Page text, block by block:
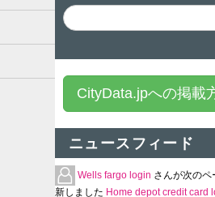
CityData.jpへの掲載
ニュースフィード
Wells fargo login さんが次のペ
新しました Home depot credit card